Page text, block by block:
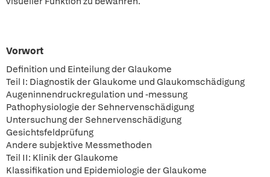
Vorwort
Definition und Einteilung der Glaukome
Teil I: Diagnostik der Glaukome und Glaukomschädigung
Augeninnendruckregulation und -messung
Pathophysiologie der Sehnervenschädigung
Untersuchung der Sehnervenschädigung
Gesichtsfeldprüfung
Andere subjektive Messmethoden
Teil II: Klinik der Glaukome
Klassifikation und Epidemiologie der Glaukome